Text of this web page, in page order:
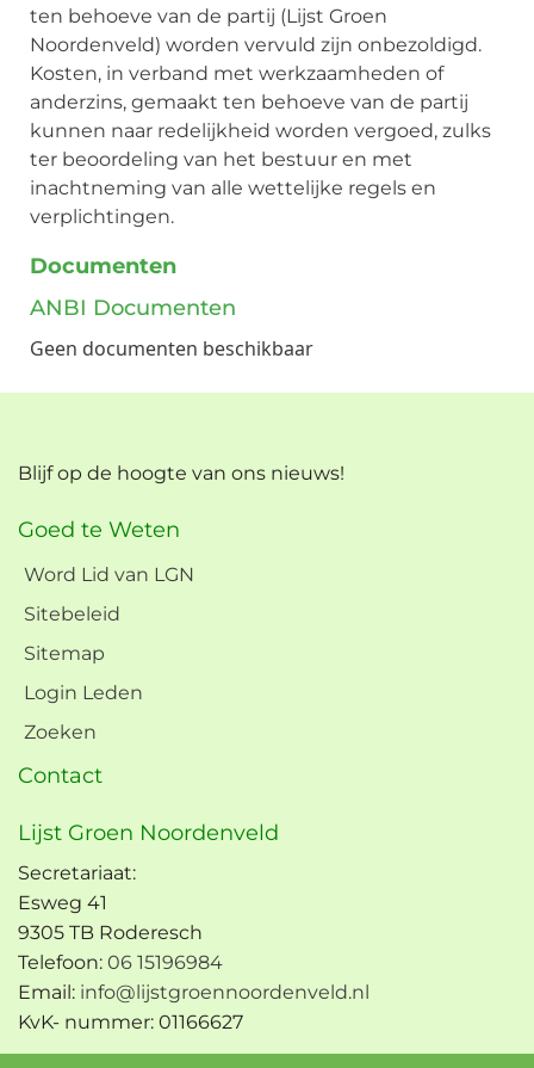
ten behoeve van de partij (Lijst Groen
Noordenveld) worden vervuld zijn onbezoldigd.
Kosten, in verband met werkzaamheden of
anderzins, gemaakt ten behoeve van de partij
kunnen naar redelijkheid worden vergoed, zulks
ter beoordeling van het bestuur en met
inachtneming van alle wettelijke regels en
verplichtingen.
Documenten
ANBI Documenten
Geen documenten beschikbaar
Blijf op de hoogte van ons nieuws!
Goed te Weten
Word Lid van LGN
Sitebeleid
Sitemap
Login Leden
Zoeken
Contact
Lijst Groen Noordenveld
Secretariaat:
Esweg 41
9305 TB Roderesch
Telefoon: 06 15196984
Email: info@lijstgroennoordenveld.nl
KvK- nummer: 01166627